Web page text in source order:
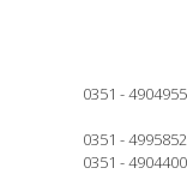
0351 - 4904955
0351 - 4995852
0351 - 4904400